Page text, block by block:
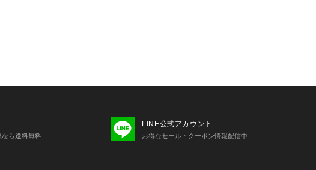
なら送料無料
LINE公式アカウント
お得なセール・クーポン情報配信中